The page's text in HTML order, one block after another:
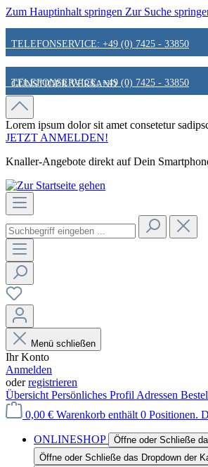
Zum Hauptinhalt springen Zur Suche
TELEFONSERVICE: +49 (0) 7425 - 33850
GÜNSTIGER VERSAND
FAIR & KUNDENORIENTIERT
HINWEIS ZU STATIONÄREN PREISEN
TELEFONSERVICE: +49 (0) 7425 - 33850
GÜNSTIGER VERSAND
FAIR & KUNDENORIENTIERT
HINWEIS ZU STATIONÄREN PREISEN
Lorem ipsum dolor sit amet consetetur
JETZT ANMELDEN!
Knaller-Angebote direkt auf Dein
Menü schließen
Ihr Konto
Anmelden
oderregistrieren
Übersicht Persönliches Profil Adressen
0,00 € Warenkorb enthält 0 Positionen.
ONLINESHOP
Öffne oder Schließe
Öffne oder Schließe das Dropdown der